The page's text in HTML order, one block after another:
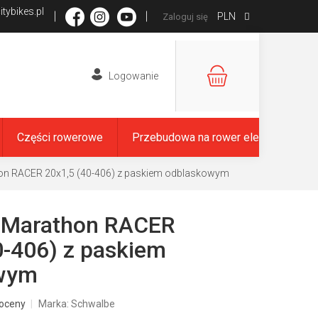
PLN
Zaloguj się
KOSZYK
Części rowerowe Przebudowa na rower elektryczny
RACER 20x1,5 (40-406) z paskiem odblaskowym
RACER
406) z paskiem
Marka: Schwalbe